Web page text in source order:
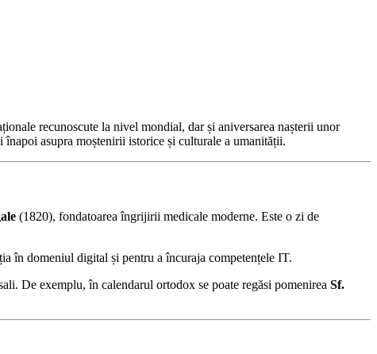
recunoscute la nivel mondial, dar și aniversarea nașterii unor
asupra moștenirii istorice și culturale a umanității.
(1820), fondatoarea îngrijirii medicale moderne. Este o zi de
în domeniul digital și pentru a încuraja competențele IT.
De exemplu, în calendarul ortodox se poate regăsi pomenirea Sf.